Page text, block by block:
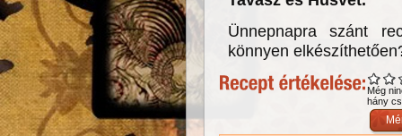
Ünnepnapra szánt
könnyen
Még
hány